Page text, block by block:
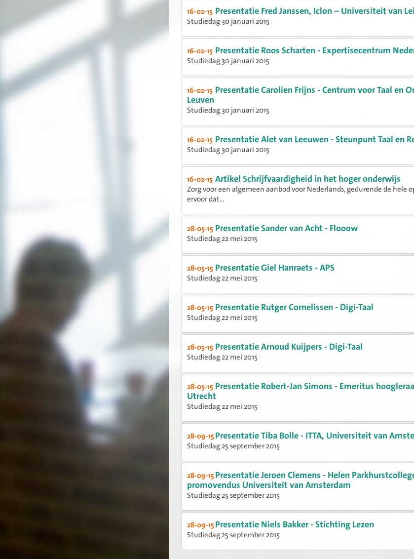
16-02-15 Presentatie Fred Janssen, Iclon – Universiteit van
Studiedag 30 januari 2015
16-02-15 Presentatie Roos Scharten - Expertisecentrum
Studiedag 30 januari 2015
16-02-15 Presentatie Carolien Frijns - Centrum voor Taal en
Leuven
Studiedag 30 januari 2015
16-02-15 Presentatie Alet van Leeuwen - Steunpunt Taal en
Studiedag 30 januari 2015
16-02-15 Artikel Schrijfvaardigheid in het hoger onderwijs
Zorg voor een algemeen aanbod voor Nederlands, gedurende de hele
ervoor dat...
28-05-15 Presentatie Sander van Acht - Flooow
Studiedag 22 mei 2015
28-05-15 Presentatie Giel Hanraets - APS
Studiedag 22 mei 2015
28-05-15 Presentatie Rutger Cornelissen - Digi-Taal
Studiedag 22 mei 2015
28-05-15 Presentatie Arnoud Kuijpers - Digi-Taal
Studiedag 22 mei 2015
28-05-15 Presentatie Robert-Jan Simons - Emeritus
Utrecht
Studiedag 22 mei 2015
28-09-15Presentatie Tiba Bolle - ITTA, Universiteit van
Studiedag 25 september 2015
28-09-15Presentatie Jeroen Clemens - Helen
promovendus Universiteit van Amsterdam
Studiedag 25 september 2015
28-09-15Presentatie Niels Bakker - Stichting Lezen
Studiedag 25 september 2015